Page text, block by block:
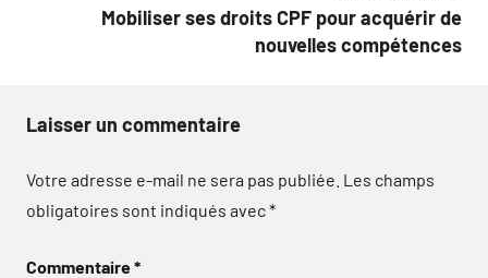
Mobiliser ses droits CPF pour acquérir de
nouvelles compétences
Laisser un commentaire
Votre adresse e-mail ne sera pas publiée. Les champs
obligatoires sont indiqués avec*
Commentaire*